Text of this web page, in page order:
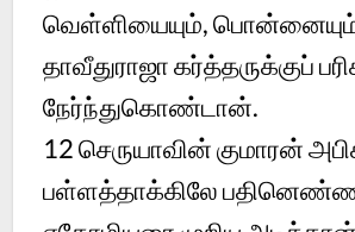
வெள்ளியையும்,
தாவீதுராஜா கர்த்தருக்குப்
நேர்ந்துகொண்டான்.
12செருயாவின் குமாரன்
பள்ளத்தாக்கிலே